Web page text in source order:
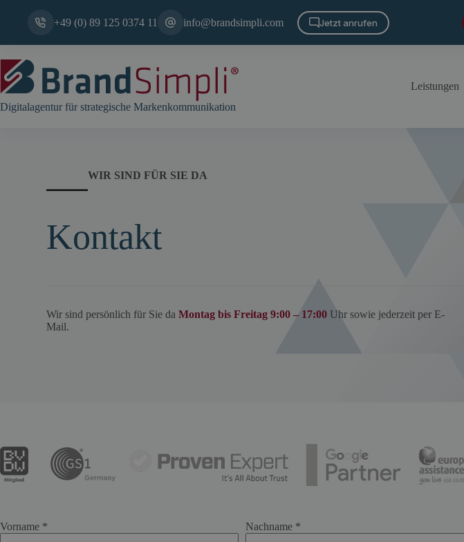
+49 (0) 89 125 0374 11 info@brandsimpli.com Jetzt anrufen
Digitalagentur für strategische Markenkommunikation
Leistungen
WIR SIND FÜR SIE DA
Kontakt
Wir sind persönlich für Sie daMontag bis Freitag 9:00 – 17:00 Uhr sowie jederzeit per E-
Mail.
Vorname * Nachname *